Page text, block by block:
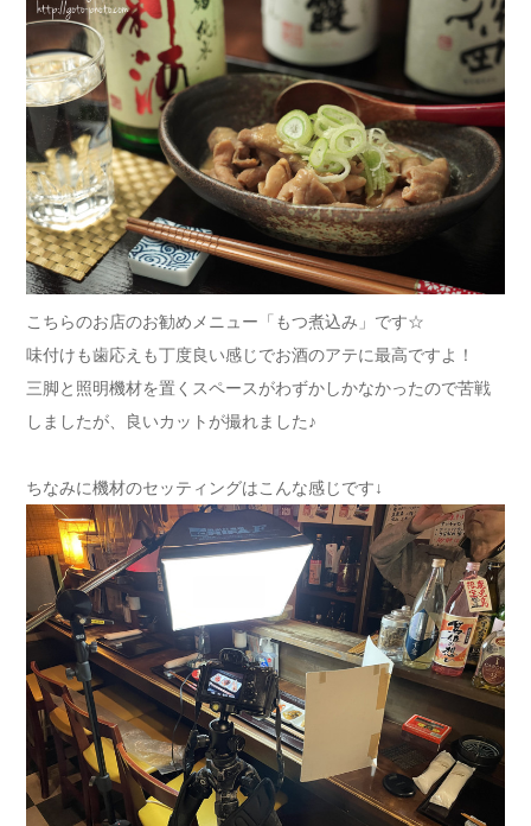
こちらのお店のお勧めメニュー「もつ煮込み」です☆
味付けも歯応えも丁度良い感じでお酒のアテに最高ですよ！
三脚と照明機材を置くスペースがわずかしかなかったので苦戦
しましたが、良いカットが撮れました♪
ちなみに機材のセッティングはこんな感じです↓